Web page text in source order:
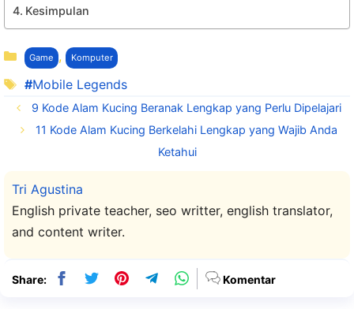
Kesimpulan
Kategori
Game , Komputer
Tag
Mobile Legends
9 Kode Alam Kucing Beranak Lengkap yang Perlu Dipelajari
11 Kode Alam Kucing Berkelahi Lengkap yang Wajib Anda
Ketahui
Tri Agustina
English private teacher, seo writter, english translator,
and content writer.
Share: Komentar